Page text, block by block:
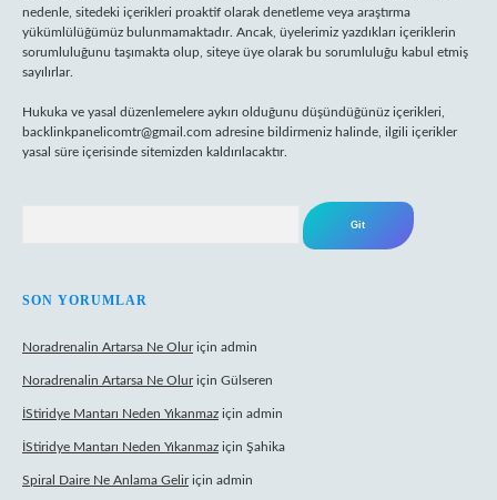
nedenle, sitedeki içerikleri proaktif olarak denetleme veya araştırma
yükümlülüğümüz bulunmamaktadır. Ancak, üyelerimiz yazdıkları içeriklerin
sorumluluğunu taşımakta olup, siteye üye olarak bu sorumluluğu kabul etmiş
sayılırlar.
Hukuka ve yasal düzenlemelere aykırı olduğunu düşündüğünüz içerikleri,
backlinkpanelicomtr@gmail.com adresine bildirmeniz halinde, ilgili içerikler
yasal süre içerisinde sitemizden kaldırılacaktır.
SON YORUMLAR
Noradrenalin Artarsa Ne Oluriçin admin
Noradrenalin Artarsa Ne Oluriçin Gülseren
İStiridye Mantarı Neden Yıkanmaz için admin
İStiridye Mantarı Neden Yıkanmaz için Şahika
Spiral Daire Ne Anlama Geliriçin admin